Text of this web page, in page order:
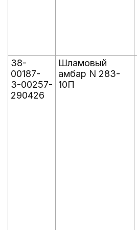
38-
00187-
З-00257-
290426
Шламовый
амбар N 283-
10П